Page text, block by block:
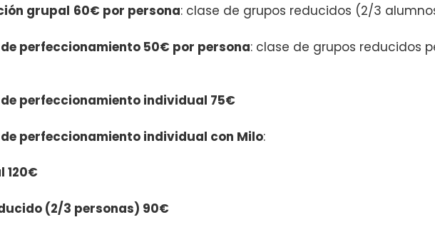
grupal 60€ por persona: clase de grupos reducidos (2/3
perfeccionamiento 50€ por persona: clase de grupos reducidos
perfeccionamiento individual 75€
perfeccionamiento individual con Milo:
120€
(2/3 personas) 90€